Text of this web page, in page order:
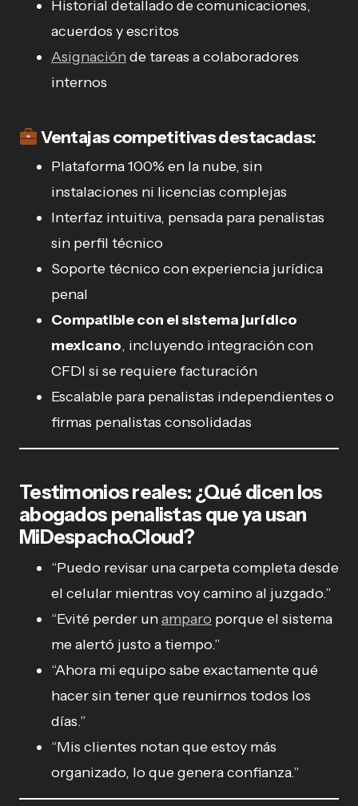
Historial detallado de comunicaciones,
acuerdos y escritos
Asignaciónde tareas a colaboradores
internos
Ventajas competitivas destacadas:
Plataforma 100% en la nube, sin
instalaciones ni licencias complejas
Interfaz intuitiva, pensada para penalistas
sin perfil técnico
Soporte técnico con experiencia jurídica
penal
Compatible con el sistema jurídico
mexicano, incluyendo integración con
CFDI si se requiere facturación
Escalable para penalistas independientes o
firmas penalistas consolidadas
Testimonios reales: ¿Qué dicen los
abogados penalistas que ya usan
MiDespacho.Cloud?
“Puedo revisar una carpeta completa desde
el celular mientras voy camino al juzgado.”
“Evité perder unamparo porque el sistema
me alertó justo a tiempo.”
“Ahora mi equipo sabe exactamente qué
hacer sin tener que reunirnos todos los
días.”
“Mis clientes notan que estoy más
organizado, lo que genera confianza.”